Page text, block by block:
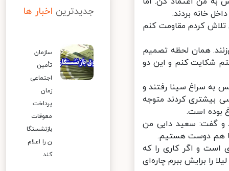
خانه بردند.
کردم مقاومت کنم
همان لحظه تصمیم
شکایت کنم و این دو
به سراغ سینا رفتند و
بیشتری کردند متوجه
است.
به اعتراف گشود و گفت: سعید دایی من
و اگر کاری را که
برایش ببرم چاره‌ای
جدیدترین اخبار ها
سازمان
تأمین
اجتماعی
زمان
پرداخت
معوقات
بازنشستگا
ن را اعلام
کند